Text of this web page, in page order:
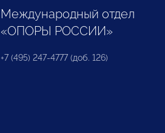
Международный отдел
«ОПОРЫ РОССИИ»
+7 (495) 247-4777 (доб. 126)